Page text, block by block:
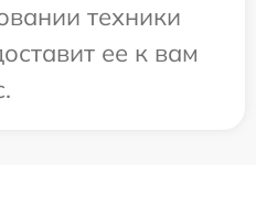
техники
ее к вам